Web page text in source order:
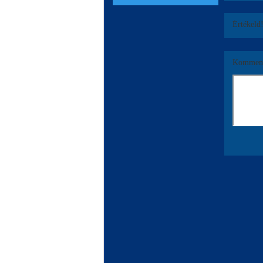
Értékeld!